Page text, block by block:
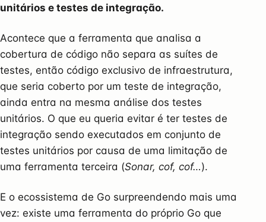
unitários e testes de integração.
Acontece que a ferramenta que analisa a
cobertura de código não separa as suítes de
testes, então código exclusivo de infraestrutura,
que seria coberto por um teste de integração,
ainda entra na mesma análise dos testes
unitários. O que eu queria evitar é ter testes de
integração sendo executados em conjunto de
testes unitários por causa de uma limitação de
uma ferramenta terceira (Sonar, cof, cof…).
E o ecossistema de Go surpreendendo mais uma
vez: existe uma ferramenta do próprio Go que